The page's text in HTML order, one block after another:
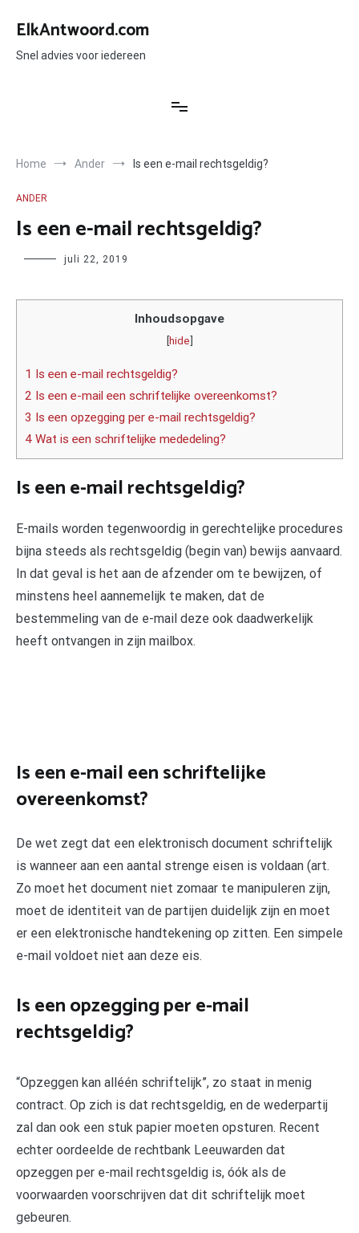
naar
inhoud
ElkAntwoord.com
Snel advies voor iedereen
Home Ander Is een e-mail rechtsgeldig?
ANDER
Is een e-mail rechtsgeldig?
Author juli 22, 2019
Inhoudsopgave
[hide]
1 Is een e-mail rechtsgeldig?
2 Is een e-mail een schriftelijke overeenkomst?
3 Is een opzegging per e-mail rechtsgeldig?
4 Wat is een schriftelijke mededeling?
Is een e-mail rechtsgeldig?
E-mails worden tegenwoordig in gerechtelijke procedures
bijna steeds als rechtsgeldig (begin van) bewijs aanvaard.
In dat geval is het aan de afzender om te bewijzen, of
minstens heel aannemelijk te maken, dat de
bestemmeling van de e-mail deze ook daadwerkelijk
heeft ontvangen in zijn mailbox.
Is een e-mail een schriftelijke
overeenkomst?
De wet zegt dat een elektronisch document schriftelijk
is wanneer aan een aantal strenge eisen is voldaan (art.
Zo moet het document niet zomaar te manipuleren zijn,
moet de identiteit van de partijen duidelijk zijn en moet
er een elektronische handtekening op zitten. Een simpele
e-mail voldoet niet aan deze eis.
Is een opzegging per e-mail
rechtsgeldig?
“Opzeggen kan alléén schriftelijk”, zo staat in menig
contract. Op zich is dat rechtsgeldig, en de wederpartij
zal dan ook een stuk papier moeten opsturen. Recent
echter oordeelde de rechtbank Leeuwarden dat
opzeggen per e-mail rechtsgeldig is, óók als de
voorwaarden voorschrijven dat dit schriftelijk moet
gebeuren.